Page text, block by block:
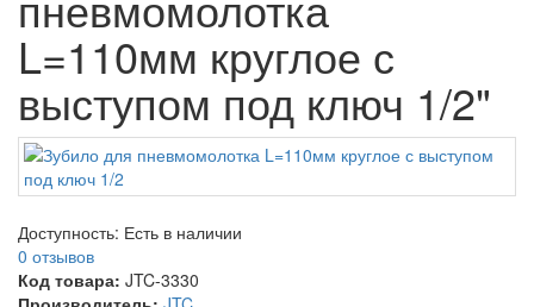
L=110мм круглое с
выступом под ключ 1/2"
Доступность: Есть в наличии
0 отзывов
Код товара: JTC-3330